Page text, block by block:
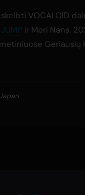
VOCALOID
ir Mori Nana.